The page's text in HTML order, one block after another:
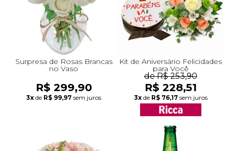
Surpresa de Rosas Brancas
no Vaso
R$ 299,90
3x de R$ 99,97 sem juros
Kit de Aniversário Felicidades
para Você
de R$ 253,90
R$ 228,51
3x de R$ 76,17 sem juros